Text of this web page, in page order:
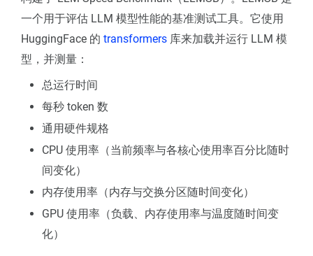
一个用于评估 LLM 模型性能的基准测试工具。它使用
HuggingFace 的 transformers 库来加载并运行 LLM 模
型，并测量：
总运行时间
每秒 token 数
通用硬件规格
CPU 使用率（当前频率与各核心使用率百分比随时
间变化）
内存使用率（内存与交换分区随时间变化）
GPU 使用率（负载、内存使用率与温度随时间变
化）